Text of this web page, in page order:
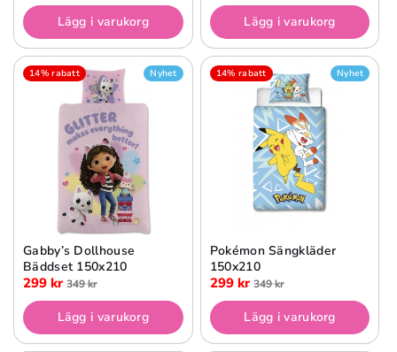
Lägg i varukorg Lägg i varukorg
14% rabatt Nyhet
Gabby’s Dollhouse
Bäddset 150x210
299 kr 349 kr
Lägg i varukorg
14% rabatt Nyhet
Pokémon Sängkläder
150x210
299 kr 349 kr
Lägg i varukorg